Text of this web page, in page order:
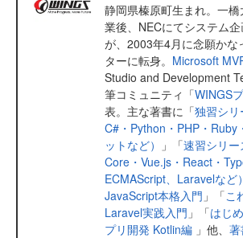
静岡県榛原町生まれ。一
業後、NECにてシステム
が、2003年4月に念願かな
ターに転身。 Microsoft
Studio and Development
筆コミュニティ「WINGS
表。主な著書に「独習シリ
C#・Python・PHP・Ruby
ットなど）
」「速習シリー
Core・Vue.js・React・
ECMAScript、Laravelなど）
JavaScript本格入門 」「こ
Laravel実践入門 」「はじ
プリ開発 Kotlin編 」他、